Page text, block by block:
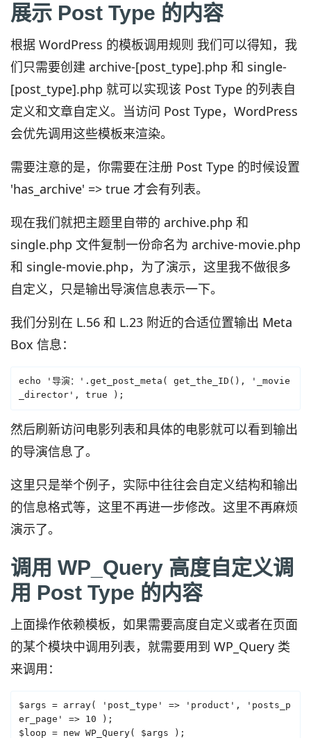
展示 Post Type 的内容
根据 WordPress 的模板调用规则 我们可以得知，我
们只需要创建 archive-[post_type].php 和 single-
[post_type].php 就可以实现该 Post Type 的列表自
定义和文章自定义。当访问 Post Type，WordPress
会优先调用这些模板来渲染。
需要注意的是，你需要在注册 Post Type 的时候设置
'has_archive' => true 才会有列表。
现在我们就把主题里自带的 archive.php 和
single.php 文件复制一份命名为 archive-movie.php
和 single-movie.php，为了演示，这里我不做很多
自定义，只是输出导演信息表示一下。
我们分别在 L.56 和 L.23 附近的合适位置输出 Meta
Box 信息：
echo '导演：'.get_post_meta( get_the_ID(), '_movie
_director', true );
然后刷新访问电影列表和具体的电影就可以看到输出
的导演信息了。
这里只是举个例子，实际中往往会自定义结构和输出
的信息格式等，这里不再进一步修改。这里不再麻烦
演示了。
调用 WP_Query 高度自定义调
用 Post Type 的内容
上面操作依赖模板，如果需要高度自定义或者在页面
的某个模块中调用列表，就需要用到 WP_Query 类
来调用：
$args = array( 'post_type' => 'product', 'posts_p
er_page' => 10 );
$loop = new WP_Query( $args );